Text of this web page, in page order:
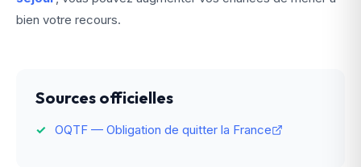
bien votre recours.
Sources officielles
OQTF — Obligation de quitter la France